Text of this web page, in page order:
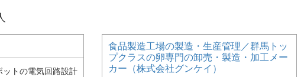
ットの電気回路設計
食品製造工場の製造・生産管理／群⾺トッ
プクラスの卵専⾨の卸売・製造・加工メー
カー（株式会社グンケイ）